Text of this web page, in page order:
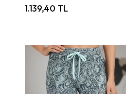
1.139,40 TL